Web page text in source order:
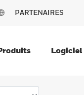
PARTENAIRES
Logiciel